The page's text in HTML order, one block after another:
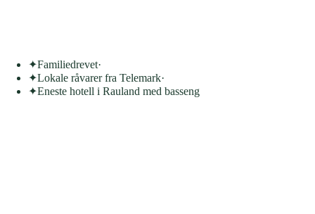
✦Familiedrevet·
✦Lokale råvarer fra Telemark·
✦Eneste hotell i Rauland med basseng